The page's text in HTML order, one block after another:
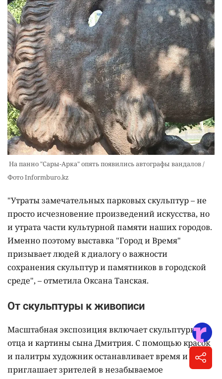
На панно "Сары-Арка" опять появились автографы вандалов /
Фото Informburo.kz
"Утраты замечательных парковых скульптур – не
просто исчезновение произведений искусства, но
и утрата части культурной памяти наших городов.
Именно поэтому выставка "Город и Время"
призывает людей к диалогу о важности
сохранения скульптур и памятников в городской
среде", – отметила Оксана Танская.
От скульптуры к живописи
Масштабная экспозиция включает скульптуры
отца и картины сына Дмитрия. С помощью красок
и палитры художник останавливает время и
приглашает зрителей в незабываемое